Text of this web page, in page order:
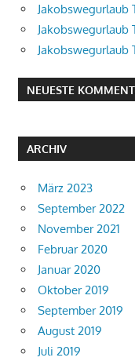
Jakobswegurlaub
Jakobswegurlaub
Jakobswegurlaub
NEUESTE
ARCHIV
März 2023
September 2022
November 2021
Februar 2020
Januar 2020
Oktober 2019
September 2019
August 2019
Juli 2019